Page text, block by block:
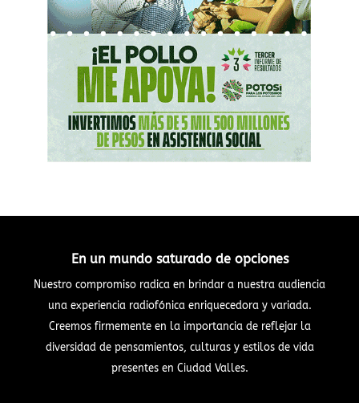
En un mundo saturado de opciones
Nuestro compromiso radica en brindar a nuestra audiencia
una experiencia radiofónica enriquecedora y variada.
Creemos firmemente en la importancia de reflejar la
diversidad de pensamientos, culturas y estilos de vida
presentes en Ciudad Valles.